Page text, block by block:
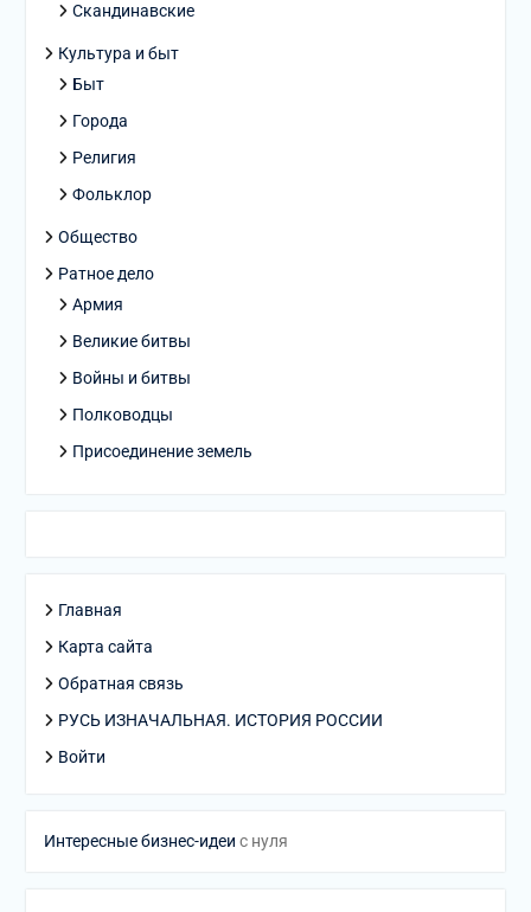
Скандинавские
Культура и быт
Быт
Города
Религия
Фольклор
Общество
Ратное дело
Армия
Великие битвы
Войны и битвы
Полководцы
Присоединение земель
Главная
Карта сайта
Обратная связь
РУСЬ ИЗНАЧАЛЬНАЯ. ИСТОРИЯ РОССИИ
Войти
Интересные бизнес-идеи с нуля